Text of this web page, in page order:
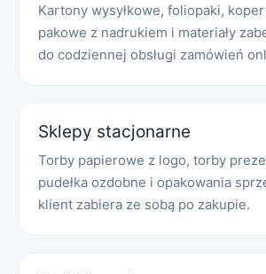
Kartony wysyłkowe, foliopaki,
pakowe z nadrukiem i materiały
do codziennej obsługi zamówień
Sklepy stacjonarne
Torby papierowe z logo, torby
pudełka ozdobne i opakowania
klient zabiera ze sobą po zakupie.